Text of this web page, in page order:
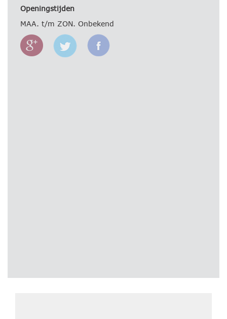
Openingstijden
MAA. t/m ZON. Onbekend